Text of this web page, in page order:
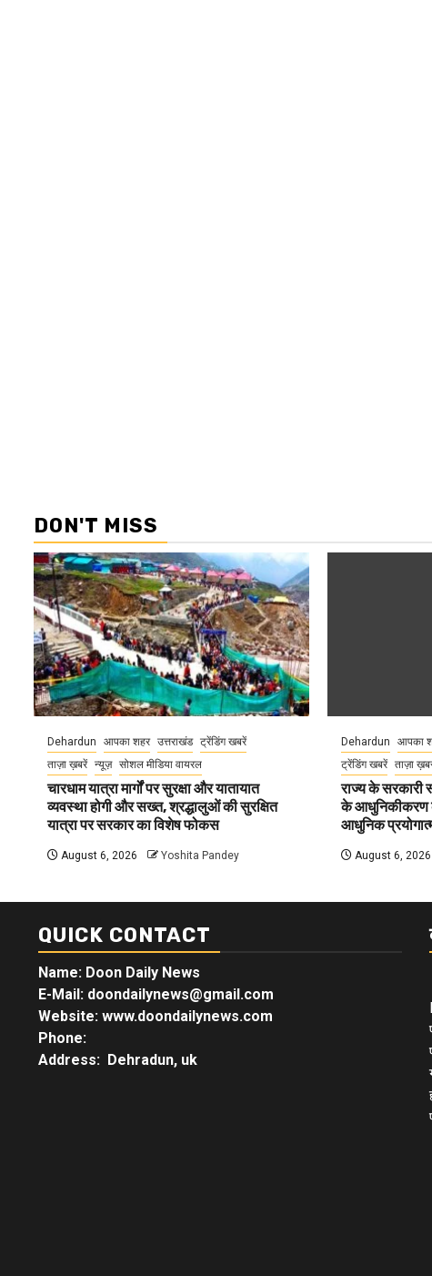
DON'T MISS
Dehardun आपका शहर उत्तराखंड ट्रेंडिंग खबरें
ताज़ा ख़बरें न्यूज़ सोशल मीडिया वायरल
चारधाम यात्रा मार्गों पर सुरक्षा और यातायात
व्यवस्था होगी और सख्त, श्रद्धालुओं की सुरक्षित
यात्रा पर सरकार का विशेष फोकस
August 6, 2026 Yoshita Pandey
Dehardun आपका
ट्रेंडिंग खबरें
ताज़ा
राज्य के सरकारी
के आधुनिकीकरण की
आधुनिक
August 6, 2026
QUICK CONTACT
Name: Doon Daily News
E-Mail: doondailynews@gmail.com
Website: www.doondailynews.com
Phone:
Address: Dehradun, uk